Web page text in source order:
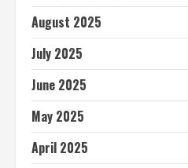
August 2025
July 2025
June 2025
May 2025
April 2025